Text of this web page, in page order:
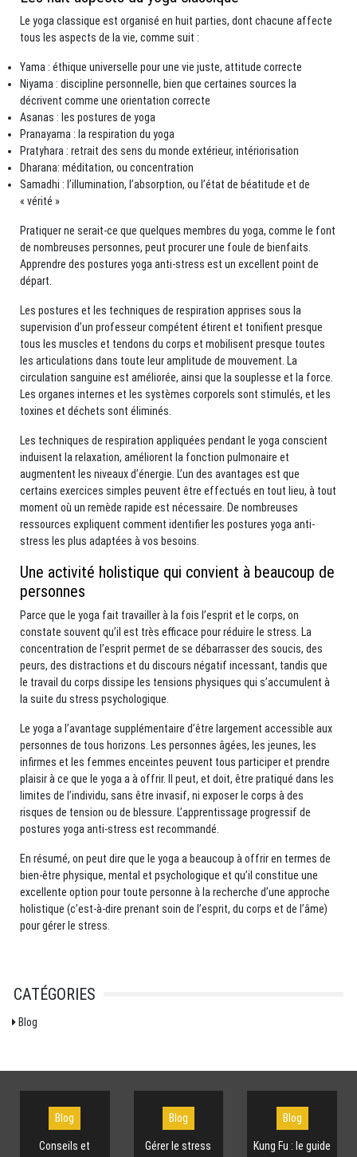
Le yoga classique est organisé en huit parties, dont chacune affecte
tous les aspects de la vie, comme suit :
Yama : éthique universelle pour une vie juste, attitude correcte
Niyama : discipline personnelle, bien que certaines sources la
décrivent comme une orientation correcte
Asanas : les postures de yoga
Pranayama : la respiration du yoga
Pratyhara : retrait des sens du monde extérieur, intériorisation
Dharana: méditation, ou concentration
Samadhi : l’illumination, l’absorption, ou l’état de béatitude et de
« vérité »
Pratiquer ne serait-ce que quelques membres du yoga, comme le font
de nombreuses personnes, peut procurer une foule de bienfaits.
Apprendre des postures yoga anti-stress est un excellent point de
départ.
Les postures et les techniques de respiration apprises sous la
supervision d’un professeur compétent étirent et tonifient presque
tous les muscles et tendons du corps et mobilisent presque toutes
les articulations dans toute leur amplitude de mouvement. La
circulation sanguine est améliorée, ainsi que la souplesse et la force.
Les organes internes et les systèmes corporels sont stimulés, et les
toxines et déchets sont éliminés.
Les techniques de respiration appliquées pendant le yoga conscient
induisent la relaxation, améliorent la fonction pulmonaire et
augmentent les niveaux d’énergie. L’un des avantages est que
certains exercices simples peuvent être effectués en tout lieu, à tout
moment où un remède rapide est nécessaire. De nombreuses
ressources expliquent comment identifier les postures yoga anti-
stress les plus adaptées à vos besoins.
Une activité holistique qui convient à beaucoup de
personnes
Parce que le yoga fait travailler à la fois l’esprit et le corps, on
constate souvent qu’il est très efficace pour réduire le stress. La
concentration de l’esprit permet de se débarrasser des soucis, des
peurs, des distractions et du discours négatif incessant, tandis que
le travail du corps dissipe les tensions physiques qui s’accumulent à
la suite du stress psychologique.
Le yoga a l’avantage supplémentaire d’être largement accessible aux
personnes de tous horizons. Les personnes âgées, les jeunes, les
infirmes et les femmes enceintes peuvent tous participer et prendre
plaisir à ce que le yoga a à offrir. Il peut, et doit, être pratiqué dans les
limites de l’individu, sans être invasif, ni exposer le corps à des
risques de tension ou de blessure. L’apprentissage progressif de
postures yoga anti-stress est recommandé.
En résumé, on peut dire que le yoga a beaucoup à offrir en termes de
bien-être physique, mental et psychologique et qu’il constitue une
excellente option pour toute personne à la recherche d’une approche
holistique (c’est-à-dire prenant soin de l’esprit, du corps et de l’âme)
pour gérer le stress.
CATÉGORIES
Blog
Blog
Conseils et
Blog
Gérer le stress
Blog
Kung Fu : le guide